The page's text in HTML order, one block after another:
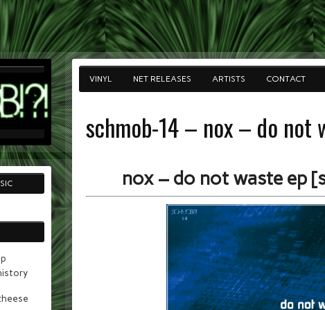
VINYL NET RELEASES ARTISTS CONTACT
schmob-14 – nox – do not
nox – do not waste ep